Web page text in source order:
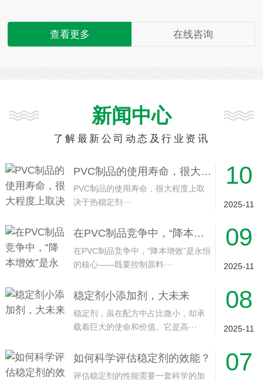
查看更多 在线咨询
新闻中心
了解最新公司动态及行业资讯
PVC制品的使用寿命，很大程度上取决于热稳定剂的长效性
PVC制品的使用寿命，很大程度上取
决于热稳定剂···
10
2025-11
在PVC制品竞争中，“降本增效”是永恒的核心
在PVC制品竞争中，“降本增效”是永恒
的核心——既要控制原料···
09
2025-11
稳定剂小添加剂，大未来
稳定剂，虽在配方中占比微小，却承
载着巨大的使命和价值。它是高···
08
2025-11
如何科学评估稳定剂的效能？
评估稳定剂的性能需要一套科学的加
07